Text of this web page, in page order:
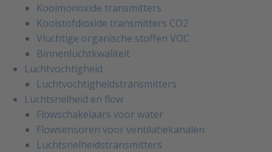
Koolmonoxide transmitters
Koolstofdioxide transmitters CO2
Vluchtige organische stoffen VOC
Binnenluchtkwaliteit
Luchtvochtigheid
Luchtvochtigheidstransmitters
Luchtsnelheid en flow
Flowschakelaars voor water
Flowsensoren voor ventilatiekanalen
Luchtsnelheidstransmitters